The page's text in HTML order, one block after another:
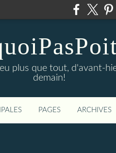
plus que tout, d'avant-
demain!
PAGES ARCHIVES